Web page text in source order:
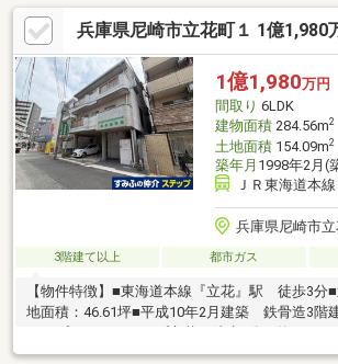
山』駅 徒歩6分□約19.2帖のLDK□洋室は約9.8
洋室の間にウォークインクローゼットあり。 □屋
ニーにはコンセント、浴槽、シャワーがござい
ーガレージ付の車庫
兵庫県尼崎市立花町１ 1億1,980
1億1,980万円
間取り 6LDK
建物面積284.56m2
土地面積154.09m2
築年月 1998年2月(
ＪＲ東海道本
兵庫県尼崎市立
3階建て以上 都市ガス
【物件特徴】■東海道本線『立花』駅 徒歩3分
地面積：46.61坪■平成10年2月建築 鉄骨造3階
駅前店 徒歩3分（約190m）■ココカラファ